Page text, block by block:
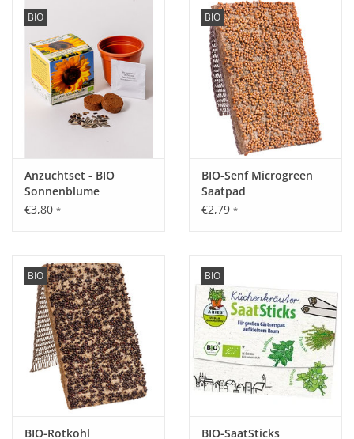
BIO
Anzuchtset - BIO
Sonnenblume
€3,80 *
BIO
BIO-Senf Microgreen
Saatpad
€2,79 *
BIO
BIO-Rotkohl
BIO
BIO-SaatSticks